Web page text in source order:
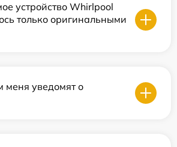
устройство Whirlpool
только оригинальными
меня уведомят о